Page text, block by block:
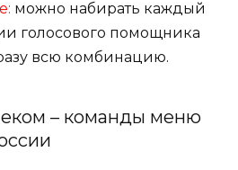
можно набирать каждый
голосового помощника
всю комбинацию.
– команды меню